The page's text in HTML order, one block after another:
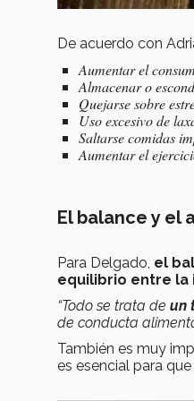
De acuerdo con
Aumentar el
Almacenar o
Quejarse sobre
Uso excesivo de
Saltarse comidas
Aumentar el
El balance y el
Para Delgado, el
equilibrio entre la
“Todo se trata de un
de conducta
También es muy
es esencial para